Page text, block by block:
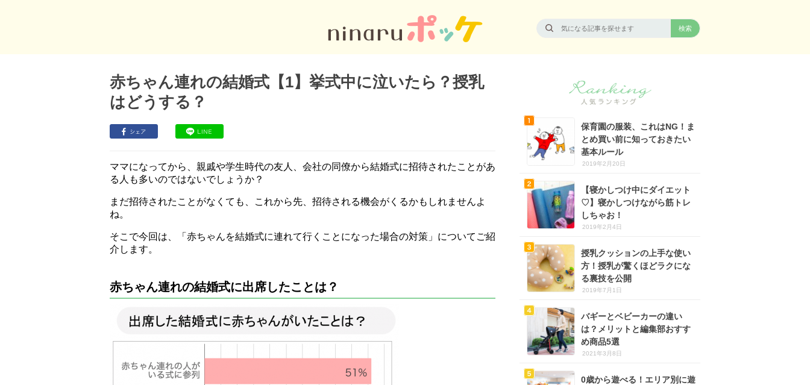
赤ちゃん連れの結婚式【1】挙式中に泣いたら？授乳
はどうする？
ママになってから、親戚や学生時代の友人、会社の同僚から結婚式に招待されたことがあ
る人も多いのではないでしょうか？
まだ招待されたことがなくても、これから先、招待される機会がくるかもしれませんよ
ね。
そこで今回は、「赤ちゃんを結婚式に連れて行くことになった場合の対策」についてご紹
介します。
赤ちゃん連れの結婚式に出席したことは？
保育園の服装、これはNG！ま
とめ買い前に知っておきたい
基本ルール
2019年2月20日
【寝かしつけ中にダイエット
♡】寝かしつけながら筋トレ
しちゃお！
2019年2月4日
授乳クッションの上手な使い
方！授乳が驚くほどラクにな
る裏技を公開
2019年7月1日
バギーとベビーカーの違い
は？メリットと編集部おすす
め商品5選
2021年3月8日
0歳から遊べる！エリア別に遊